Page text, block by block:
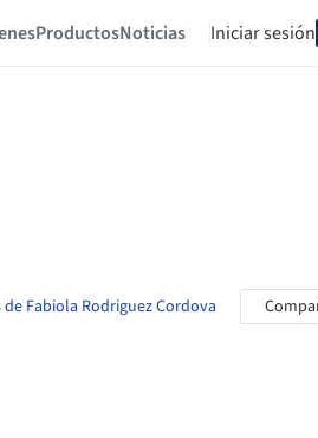
ProductosNoticias Iniciar sesión
de Fabiola Rodriguez Cordova